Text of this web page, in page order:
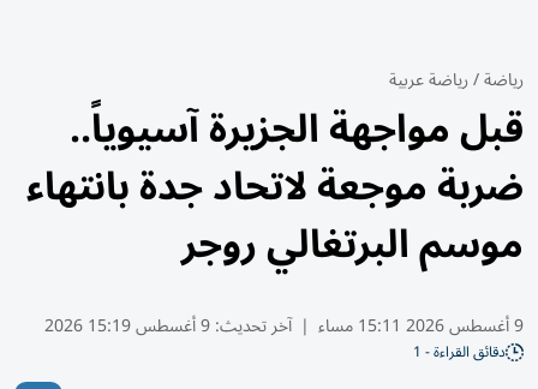
رياضة/رياضة عربية
قبل مواجهة الجزيرة آسيوياً..
ضربة موجعة لاتحاد جدة بانتهاء
موسم البرتغالي روجر
9 أغسطس 2026 15:11 مساء | آخر تحديث:9 أغسطس 15:19 2026
دقائق القراءة - 1